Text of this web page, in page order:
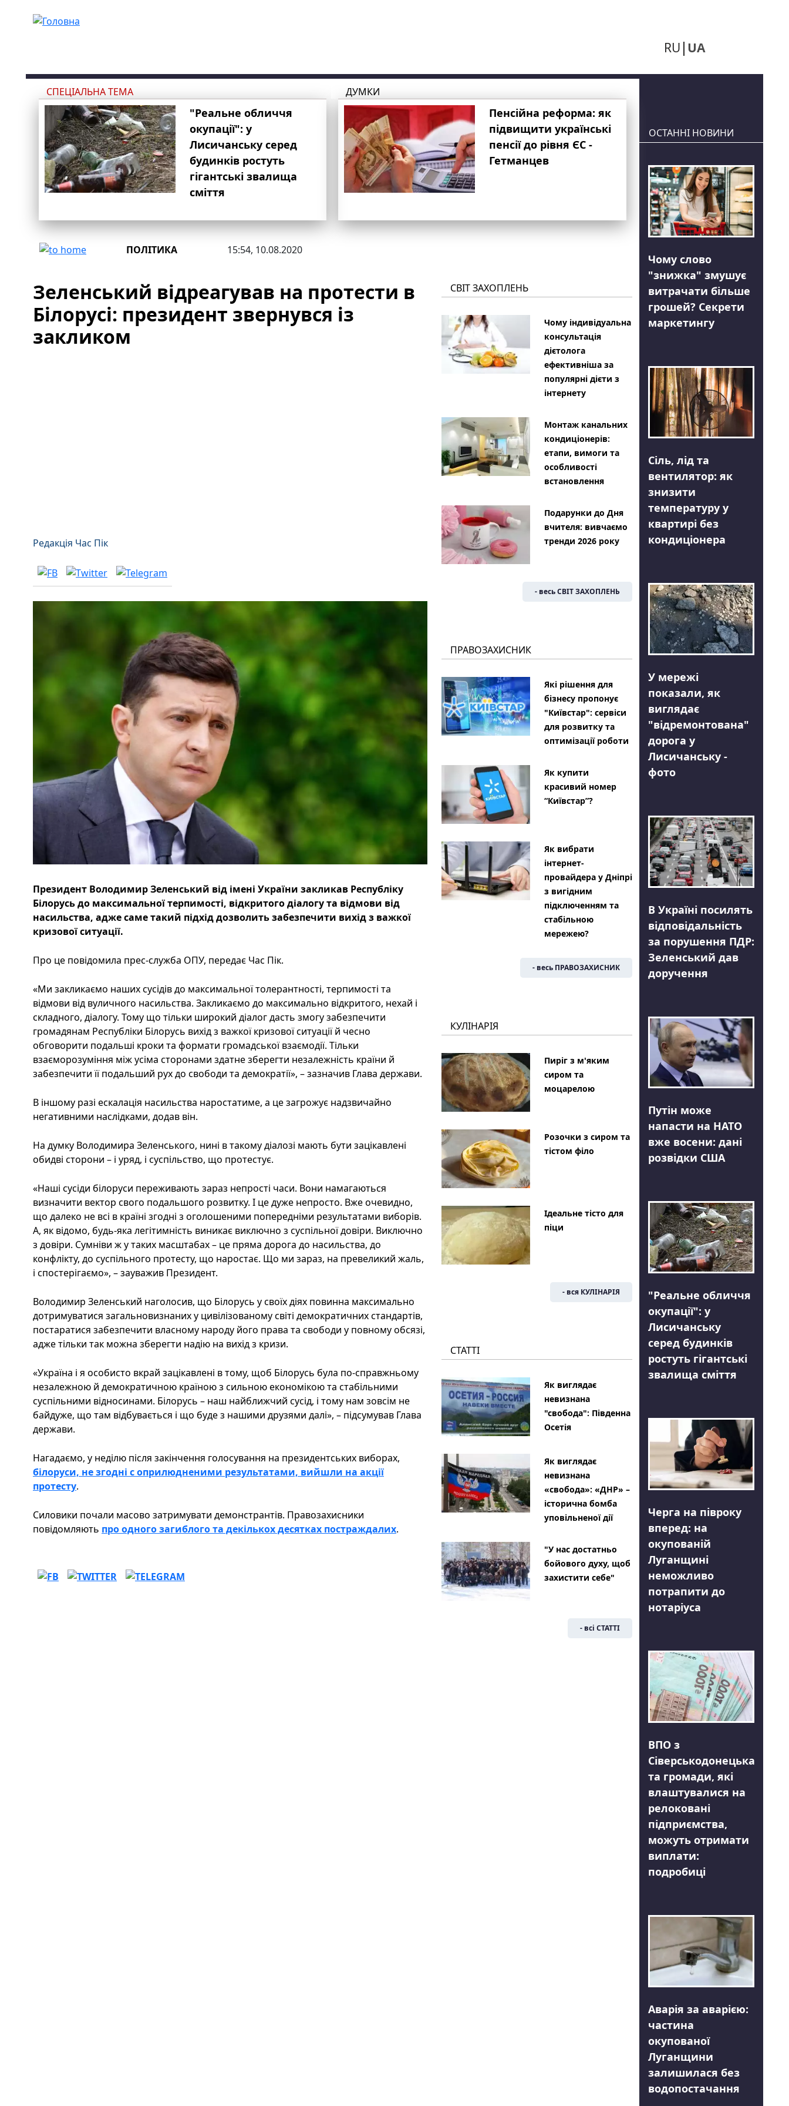
RU UA
СПЕЦІАЛЬНА ТЕМА
"Реальне обличчя
окупації": у
Лисичанську серед
будинків ростуть
гігантські звалища
сміття
ДУМКИ
Пенсійна реформа: як
підвищити українські
пенсії до рівня ЄС -
Гетманцев
ПОЛІТИКА 15:54, 10.08.2020
Зеленський відреагував на протести в
Білорусі: президент звернувся із
закликом
Редакція Час Пік
Президент Володимир Зеленський від імені України закликав Республіку
Білорусь до максимальної терпимості, відкритого діалогу та відмови від
насильства, адже саме такий підхід дозволить забезпечити вихід з важкої
кризової ситуації.
Про це повідомила прес-служба ОПУ, передає Час Пік.
«Ми закликаємо наших сусідів до максимальної толерантності, терпимості та
відмови від вуличного насильства. Закликаємо до максимально відкритого, нехай і
складного, діалогу. Тому що тільки широкий діалог дасть змогу забезпечити
громадянам Республіки Білорусь вихід з важкої кризової ситуації й чесно
обговорити подальші кроки та формати громадської взаємодії. Тільки
взаєморозуміння між усіма сторонами здатне зберегти незалежність країни й
забезпечити її подальший рух до свободи та демократії», – зазначив Глава держави.
В іншому разі ескалація насильства наростатиме, а це загрожує надзвичайно
негативними наслідками, додав він.
На думку Володимира Зеленського, нині в такому діалозі мають бути зацікавлені
обидві сторони – і уряд, і суспільство, що протестує.
«Наші сусіди білоруси переживають зараз непрості часи. Вони намагаються
визначити вектор свого подальшого розвитку. І це дуже непросто. Вже очевидно,
що далеко не всі в країні згодні з оголошеними попередніми результатами виборів.
А, як відомо, будь-яка легітимність виникає виключно з суспільної довіри. Виключно
з довіри. Сумніви ж у таких масштабах – це пряма дорога до насильства, до
конфлікту, до суспільного протесту, що наростає. Що ми зараз, на превеликий жаль,
і спостерігаємо», – зауважив Президент.
Володимир Зеленський наголосив, що Білорусь у своїх діях повинна максимально
дотримуватися загальновизнаних у цивілізованому світі демократичних стандартів,
постаратися забезпечити власному народу його права та свободи у повному обсязі,
адже тільки так можна зберегти надію на вихід з кризи.
«Україна і я особисто вкрай зацікавлені в тому, щоб Білорусь була по-справжньому
незалежною й демократичною країною з сильною економікою та стабільними
суспільними відносинами. Білорусь – наш найближчий сусід, і тому нам зовсім не
байдуже, що там відбувається і що буде з нашими друзями далі», – підсумував Глава
держави.
Нагадаємо, у неділю після закінчення голосування на президентських виборах,
білоруси, не згодні с оприлюдненими результатами, вийшли на акції
протесту.
Силовики почали масово затримувати демонстрантів. Правозахисники
повідомляють про одного загиблого та декількох десятках постраждалих.
СВІТ ЗАХОПЛЕНЬ
Чому індивідуальна
консультація
дієтолога
ефективніша за
популярні дієти з
інтернету
Монтаж канальних
кондиціонерів:
етапи, вимоги та
особливості
встановлення
Подарунки до Дня
вчителя: вивчаємо
тренди 2026 року
- весь СВІТ ЗАХОПЛЕНЬ
ПРАВОЗАХИСНИК
Які рішення для
бізнесу пропонує
"Київстар": сервіси
для розвитку та
оптимізації роботи
Як купити
красивий номер
“Київстар”?
Як вибрати
інтернет-
провайдера у Дніпрі
з вигідним
підключенням та
стабільною
мережею?
- весь ПРАВОЗАХИСНИК
КУЛІНАРІЯ
Пиріг з м'яким
сиром та
моцарелою
Розочки з сиром та
тістом філо
Ідеальне тісто для
піци
- вся КУЛІНАРІЯ
СТАТТІ
Як виглядає
невизнана
"свобода": Південна
Осетія
Як виглядає
невизнана
«свобода»: «ДНР» –
історична бомба
уповільненої дії
"У нас достатньо
бойового духу, щоб
захистити себе"
- всі СТАТТІ
ОСТАННІ НОВИНИ
Чому слово
"знижка" змушує
витрачати більше
грошей? Секрети
маркетингу
Сіль, лід та
вентилятор: як
знизити
температуру у
квартирі без
кондиціонера
У мережі
показали, як
виглядає
"відремонтована"
дорога у
Лисичанську -
фото
В Україні посилять
відповідальність
за порушення ПДР:
Зеленський дав
доручення
Путін може
напасти на НАТО
вже восени: дані
розвідки США
"Реальне обличчя
окупації": у
Лисичанську
серед будинків
ростуть гігантські
звалища сміття
Черга на півроку
вперед: на
окупованій
Луганщині
неможливо
потрапити до
нотаріуса
ВПО з
Сіверськодонецька
та громади, які
влаштувалися на
релоковані
підприємства,
можуть отримати
виплати:
подробиці
Аварія за аварією:
частина
окупованої
Луганщини
залишилася без
водопостачання